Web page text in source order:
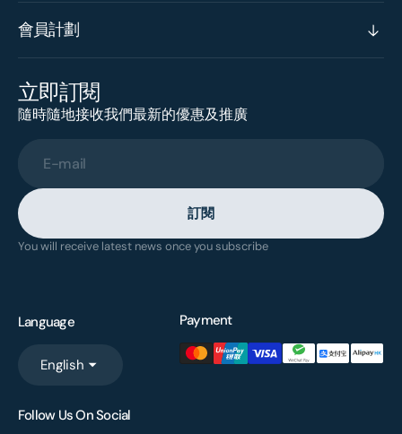
會員計劃
立即訂閱
隨時隨地接收我們最新的優惠及推廣
E-mail
訂閱
You will receive latest news once you subscribe
Language
English
Payment
Follow Us On Social